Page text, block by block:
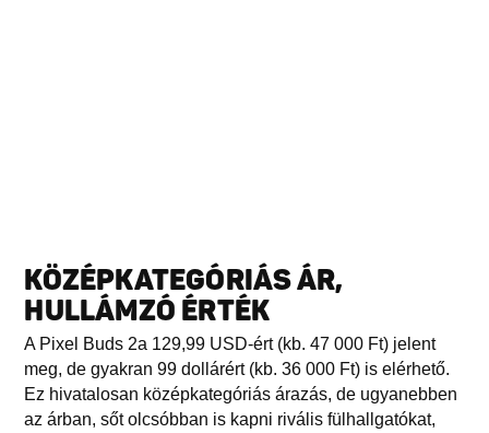
KÖZÉPKATEGÓRIÁS ÁR,
HULLÁMZÓ ÉRTÉK
A Pixel Buds 2a 129,99 USD-ért (kb. 47 000 Ft) jelent
meg, de gyakran 99 dollárért (kb. 36 000 Ft) is elérhető.
Ez hivatalosan középkategóriás árazás, de ugyanebben
az árban, sőt olcsóbban is kapni rivális fülhallgatókat,